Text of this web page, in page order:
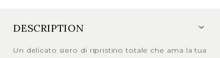
DESCRIPTION
Un delicato siero di ripristino totale che ama la tua